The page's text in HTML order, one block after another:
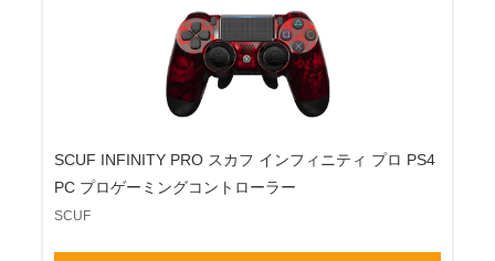
SCUF INFINITY PRO スカフ インフィニティ プロ PS4
PC プロゲーミングコントローラー
SCUF